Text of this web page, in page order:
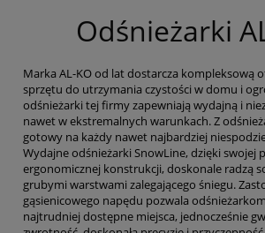
Odśnieżarki
Marka AL-KO od lat dostarcza kompleksową
sprzętu do utrzymania czystości w domu i
odśnieżarki tej firmy zapewniają wydajną i
nawet w ekstremalnych warunkach. Z
gotowy na każdy nawet najbardziej
Wydajne odśnieżarki SnowLine, dzięki swojej
ergonomicznej konstrukcji, doskonale radzą
grubymi warstwami zalegającego śniegu.
gąsienicowego napędu pozwala
najtrudniej dostępne miejsca, jednocześnie